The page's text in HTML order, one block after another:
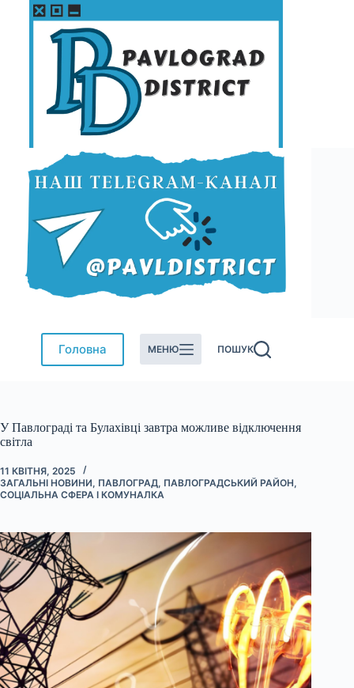
Перейти
Головна МЕНЮ ПОШУК
У Павлограді та Булахівці завтра можливе відключення
світла
11 КВІТНЯ, 2025
ЗАГАЛЬНІ НОВИНИ, ПАВЛОГРАД, ПАВЛОГРАДСЬКИЙ РАЙОН,
СОЦІАЛЬНА СФЕРА І КОМУНАЛКА